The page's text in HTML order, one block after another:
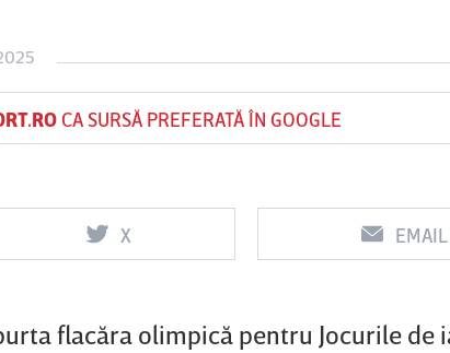
CA SURSĂ PREFERATĂ ÎN GOOGLE
X EMAIL
flacăra olimpică pentru Jocurile de
FCSB UTA Arad
Vs
Rapid